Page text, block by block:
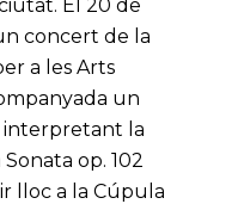
El 20 de
concert de la
a les Arts
un
interpretant la
op. 102
lloc a la Cúpula